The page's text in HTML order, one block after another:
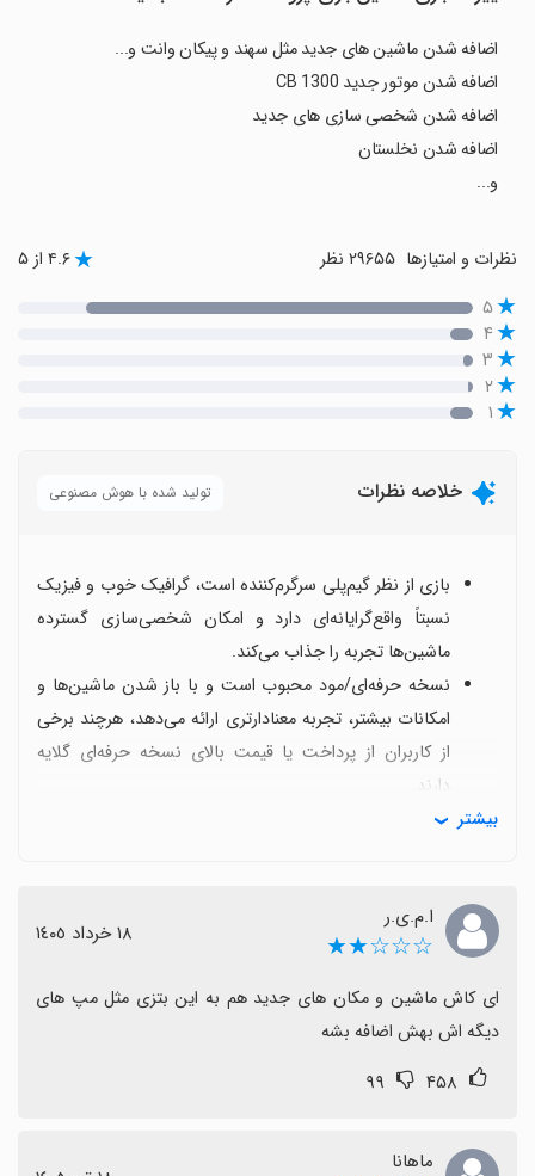
اضافه شدن ماشین های جدید مثل سهند و پیکان وانت و...
اضافه شدن موتور جدید CB 1300
اضافه شدن شخصی سازی های جدید
اضافه شدن نخلستان
و...
نظرات و امتیازها ۴.۶ از ۵
۵
۴
۳
۲
۱
خلاصه نظرات تولید شده با هوش مصنوعی
بازی از نظر گیم‌پلی سرگرم‌کننده است، گرافیک خوب و فیزیک
نسبتاً واقع‌گرایانه‌ای دارد و امکان شخصی‌سازی گسترده
ماشین‌ها تجربه را جذاب می‌کند.
نسخه حرفه‌ای/مود محبوب است و با باز شدن ماشین‌ها و
امکانات بیشتر، تجربه معنادارتری ارائه می‌دهد، هرچند برخی
از کاربران از پرداخت یا قیمت بالای نسخه حرفه‌ای گلایه
دارند.
امکان بازی دو نفره و اتصال با دوستان استقبال می‌شود، اما
تبلیغات زیاد و هزینهٔ محتوامحور برای دسترسی به ویژگی‌های
بیشتر به عنوان نقطه ضعف مطرح است و بعضی کاربرها
خواهان کاهش یا حذف آن هستند.
برخی مشکلات فنی مانند کرش یا خروج از برنامه و همچنین
به طور کلی اکثر نظرات مثبت است؛ اگر دنبال تجربهٔ
و از قابلیت‌های چندنفره لذت می‌برید، این بازی گزینه مناسبی
بیشتر
ا.م.ی.ر
☆☆☆★★ ١٨ خرداد ١٤٠٥
دیگه اش بهش اضافه بشه
۴۵۸ ۹۹
ماهانا